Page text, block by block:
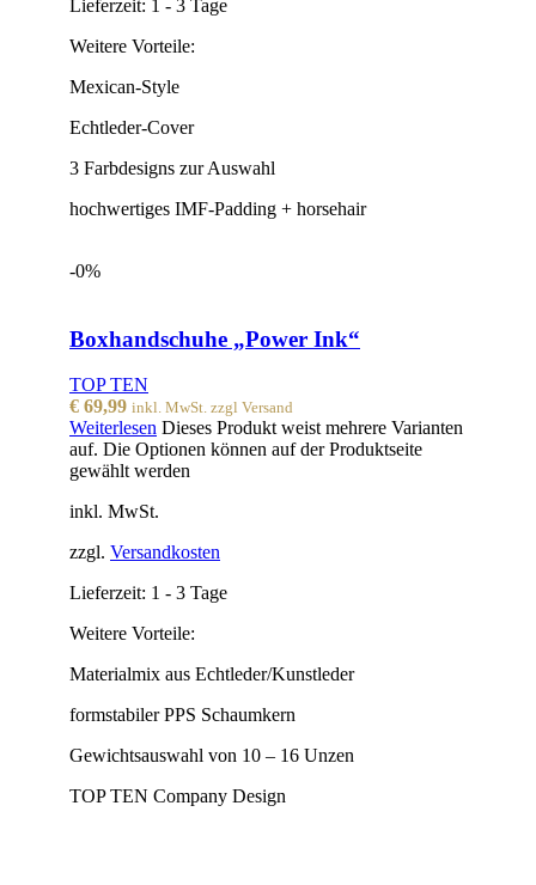
Lieferzeit: 1 - 3 Tage
Weitere Vorteile:
Mexican-Style
Echtleder-Cover
3 Farbdesigns zur Auswahl
hochwertiges IMF-Padding + horsehair
-0%
Boxhandschuhe „Power Ink“
TOP TEN
€ 69,99 inkl. MwSt. zzgl Versand
Weiterlesen Dieses Produkt weist mehrere Varianten
auf. Die Optionen können auf der Produktseite
gewählt werden
inkl. MwSt.
zzgl. Versandkosten
Lieferzeit: 1 - 3 Tage
Weitere Vorteile:
Materialmix aus Echtleder/Kunstleder
formstabiler PPS Schaumkern
Gewichtsauswahl von 10 – 16 Unzen
TOP TEN Company Design